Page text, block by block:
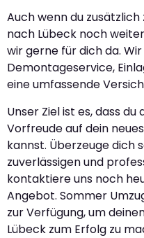
Auch wenn du zusätzlich
nach Lübeck noch
wir gerne für dich da.
Demontageservice,
eine umfassende
Unser Ziel ist es, dass
Vorfreude auf dein
kannst. Überzeuge dich
zuverlässigen und
kontaktiere uns noch
Angebot. Sommer
zur Verfügung, um
Lübeck zum Erfolg zu